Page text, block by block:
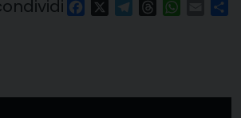
FacebookTelegram
Threads Email